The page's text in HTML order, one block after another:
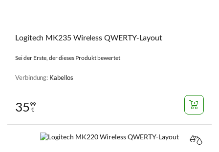
Logitech MK235 Wireless QWERTY-Layout
Sei der Erste, der dieses Produkt bewertet
Verbindung: Kabellos
3599
€